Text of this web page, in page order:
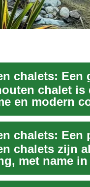
chalets:
chalet is
en modern
chalets zijn
met name
hui...